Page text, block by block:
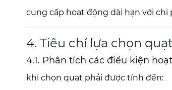
cung cấp hoạt động dài hạn với chi
4. Tiêu chí lựa chọn
4.1. Phân tích các điều kiện
khi chọn quạt phải được tính đến: